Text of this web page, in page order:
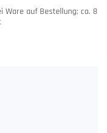
Ware auf Bestellung; ca. 8